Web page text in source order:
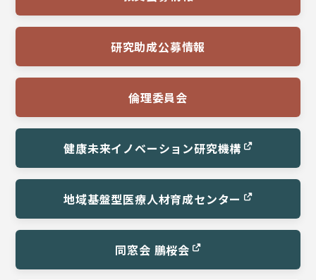
研究助成公募情報
倫理委員会
健康未来イノベーション研究機構
地域基盤型医療人材育成センター
同窓会 鵬桜会